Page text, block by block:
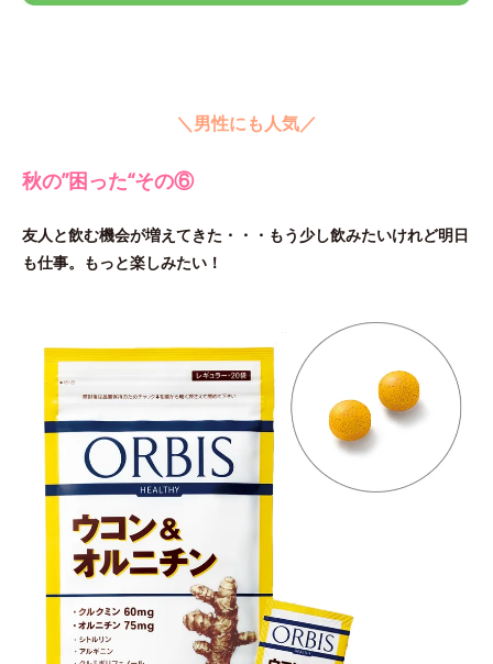
＼男性にも人気／
秋の”困った“その⑥
友人と飲む機会が増えてきた・・・もう少し飲みたいけれど明日
も仕事。もっと楽しみたい！